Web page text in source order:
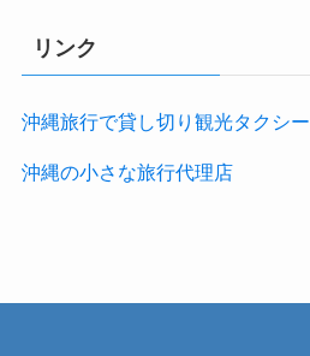
リンク
沖縄旅行で貸し切り観光タクシー
沖縄の小さな旅行代理店